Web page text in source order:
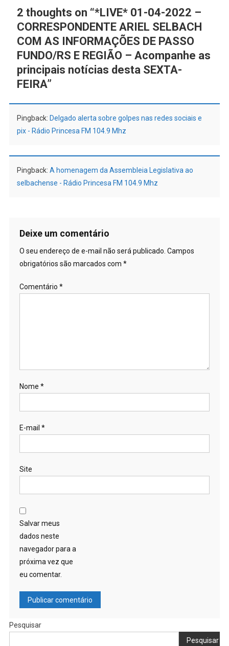
Post
2 thoughts on “*LIVE* 01-04-2022 –
CORRESPONDENTE ARIEL SELBACH
COM AS INFORMAÇÕES DE PASSO
FUNDO/RS E REGIÃO – Acompanhe as
principais notícias desta SEXTA-
FEIRA”
Pingback: Delgado alerta sobre golpes nas redes sociais e
pix - Rádio Princesa FM 104.9 Mhz
Pingback: A homenagem da Assembleia Legislativa ao
selbachense - Rádio Princesa FM 104.9 Mhz
Deixe um comentário
O seu endereço de e-mail não será publicado. Campos
obrigatórios são marcados com *
Comentário *
Nome *
E-mail *
Site
Salvar meus
dados neste
navegador para a
próxima vez que
eu comentar.
Pesquisar
Pesquisar